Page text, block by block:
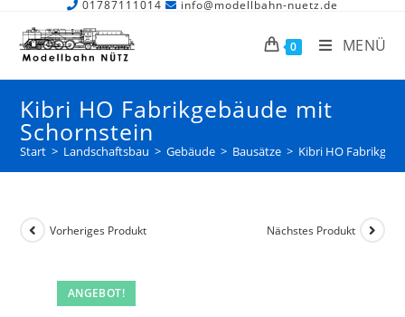
01787111014 info@modellbahn-nuetz.de
0 MENÜ
Kibri HO Fabrikgebäude mit
Schornstein
Start > Landschaftsbau > Gebäude > Bausätze > Kibri HO
ANGEBOT!
Vorheriges Produkt Nächstes Produkt